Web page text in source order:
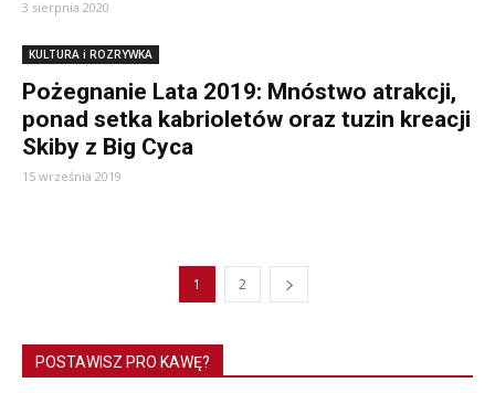
3 sierpnia 2020
KULTURA i ROZRYWKA
Pożegnanie Lata 2019: Mnóstwo atrakcji,
ponad setka kabrioletów oraz tuzin kreacji
Skiby z Big Cyca
15 września 2019
1 2
POSTAWISZ PRO KAWĘ?